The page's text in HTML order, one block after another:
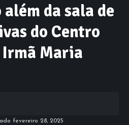
da sala de
do Centro
Maria
fevereiro 28, 2025